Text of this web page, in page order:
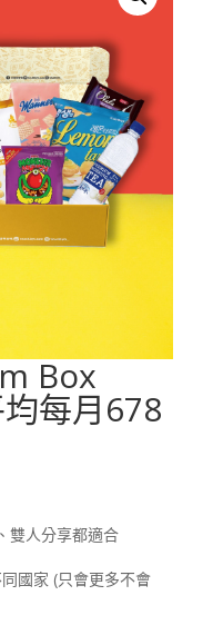
Box
每月678
雙人分享都適合
國家 (只會更多不會